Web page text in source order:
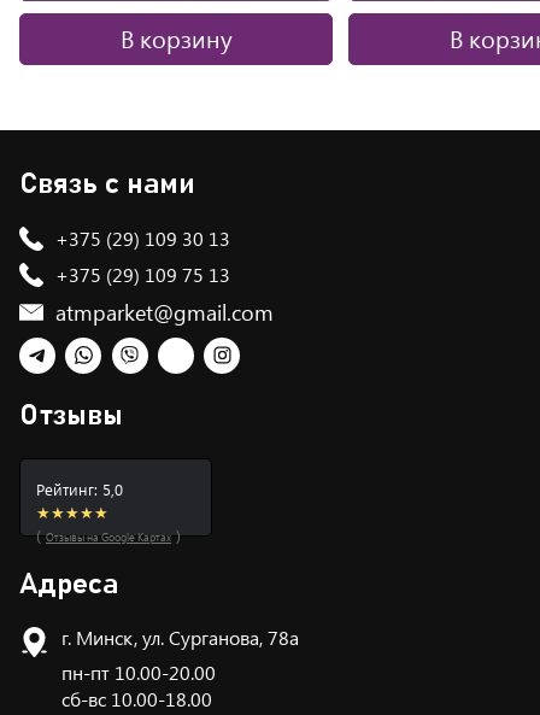
В корзину
В
Адреса
г. Минск, ул. Сурганова, 78а
пн-пт 10.00-20.00
сб-вс 10.00-18.00
Связь с нами
+375 (29) 109 30 13
+375 (29) 109 75 13
atmparket@gmail.com
Telegram
WhatsApp
ViberTikTokInstagram
Отзывы
Рейтинг: 5,0
★★★★★
(Отзывы на Google Картах)